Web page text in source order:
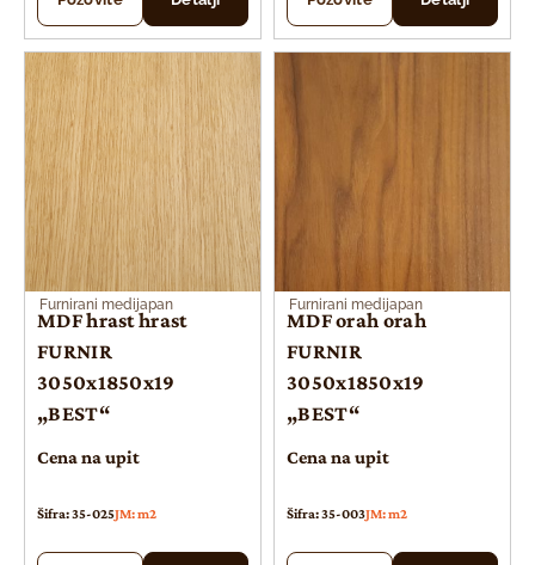
Furnirani medijapan
MDF hrast hrast
FURNIR
3050x1850x19
„BEST“
Cena na upit
Šifra: 35-025JM: m2
Furnirani medijapan
MDF orah orah
FURNIR
3050x1850x19
„BEST“
Cena na upit
Šifra: 35-003JM: m2